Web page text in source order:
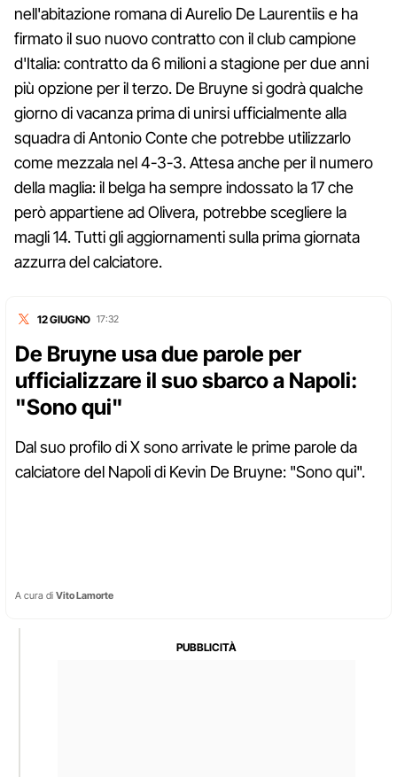
nell'abitazione romana di Aurelio De Laurentiis e ha
firmato il suo nuovo contratto con il club campione
d'Italia: contratto da 6 milioni a stagione per due anni
più opzione per il terzo. De Bruyne si godrà qualche
giorno di vacanza prima di unirsi ufficialmente alla
squadra di Antonio Conte che potrebbe utilizzarlo
come mezzala nel 4-3-3. Attesa anche per il numero
della maglia: il belga ha sempre indossato la 17 che
però appartiene ad Olivera, potrebbe scegliere la
magli 14. Tutti gli aggiornamenti sulla prima giornata
azzurra del calciatore.
12 GIUGNO 17:32
De Bruyne usa due parole per
ufficializzare il suo sbarco a Napoli:
"Sono qui"
Dal suo profilo di X sono arrivate le prime parole da
calciatore del Napoli di Kevin De Bruyne: "Sono qui".
A cura di Vito Lamorte